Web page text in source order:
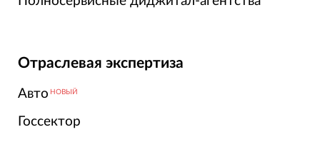
Отраслевая экспертиза
Авто НОВЫЙ
Госсектор